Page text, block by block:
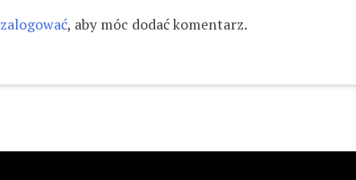
zalogować, aby móc dodać komentarz.